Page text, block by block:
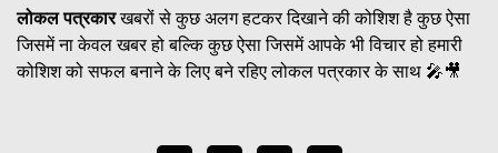
लोकल पत्रकारखबरों से कुछ अलग हटकर दिखाने की कोशिश है कुछ ऐसा
जिसमें ना केवल खबर हो बल्कि कुछ ऐसा जिसमें आपके भी विचार हो हमारी
कोशिश को सफल बनाने के लिए बने रहिए लोकल पत्रकार के साथ 🎤🎥